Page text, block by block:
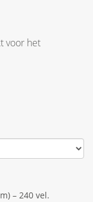
voor het
– 240 vel.